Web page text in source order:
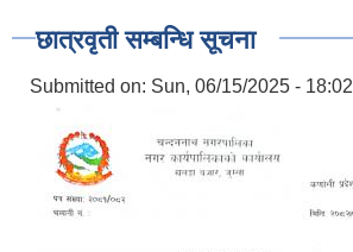
छात्रवृती सम्बन्धि सूचना
Submitted on: Sun, 06/15/2025 - 18:02